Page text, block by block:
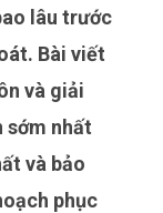
lâu trước
Bài viết
và giải
sớm nhất
và bảo
phục